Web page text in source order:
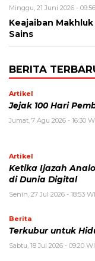
Minggu, 21 Juni 2026 -
Keajaiban
Sains
BERITA
Artikel
Jejak 100 Hari
Jumat, 7 Agu 2026 - 16:30
Artikel
Ketika Ijazah
di Dunia Digital
Senin, 27 Jul 2026 - 18:53
Berita
Terkubur untuk
Sabtu, 18 Jul 2026 - 09:20